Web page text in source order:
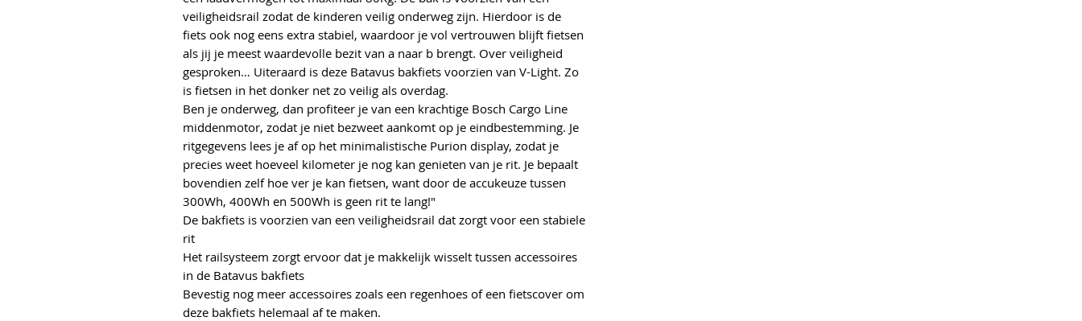
veiligheidsrail zodat de kinderen veilig onderweg zijn. Hierdoor is de
fiets ook nog eens extra stabiel, waardoor je vol vertrouwen blijft fietsen
als jij je meest waardevolle bezit van a naar b brengt. Over veiligheid
gesproken… Uiteraard is deze Batavus bakfiets voorzien van V-Light. Zo
is fietsen in het donker net zo veilig als overdag.
Ben je onderweg, dan profiteer je van een krachtige Bosch Cargo Line
middenmotor, zodat je niet bezweet aankomt op je eindbestemming. Je
ritgegevens lees je af op het minimalistische Purion display, zodat je
precies weet hoeveel kilometer je nog kan genieten van je rit. Je bepaalt
bovendien zelf hoe ver je kan fietsen, want door de accukeuze tussen
300Wh, 400Wh en 500Wh is geen rit te lang!"
De bakfiets is voorzien van een veiligheidsrail dat zorgt voor een stabiele
rit
Het railsysteem zorgt ervoor dat je makkelijk wisselt tussen accessoires
in de Batavus bakfiets
Bevestig nog meer accessoires zoals een regenhoes of een fietscover om
deze bakfiets helemaal af te maken.